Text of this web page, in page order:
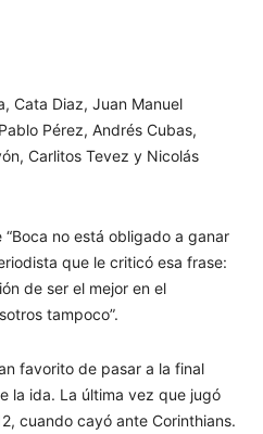
Cata Diaz, Juan Manuel
Pérez, Andrés Cubas,
Carlitos Tevez y Nicolás
no está obligado a ganar
que le criticó esa frase:
de ser el mejor en el
tampoco”.
favorito de pasar a la final
la ida. La última vez que jugó
cuando cayó ante Corinthians.